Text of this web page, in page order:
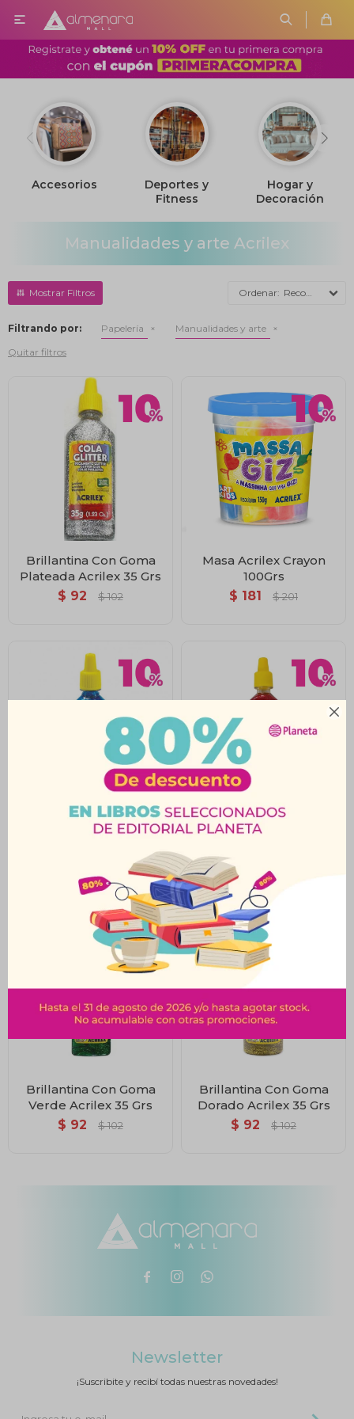


Accesorios
Deportes y
Fitness
Hogar y
Decoración
Manualidades y arte Acrilex
Recomendados
Filtrando por: Papelería
Manualidades y arte
Quitar filtros
Brillantina Con Goma
Plateada Acrilex 35 Grs
$ 92 $ 102
Masa Acrilex Crayon
100Grs
$ 181 $ 201
Brillantina Con Goma
Brillantina Con Goma
Brillantina Con Goma
Verde Acrilex 35 Grs
$ 92 $ 102
Brillantina Con Goma
Dorado Acrilex 35 Grs
$ 92 $ 102
  
Newsletter
¡Suscribite y recibí todas nuestras novedades!